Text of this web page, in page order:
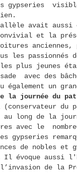
gypseries
avait aussi
et la
les passionnés
les plus jeunes
avec des
également un
la journée du
(conservateur du
long de la
avec le
gypseries
de nobles et
. Il évoque
de la